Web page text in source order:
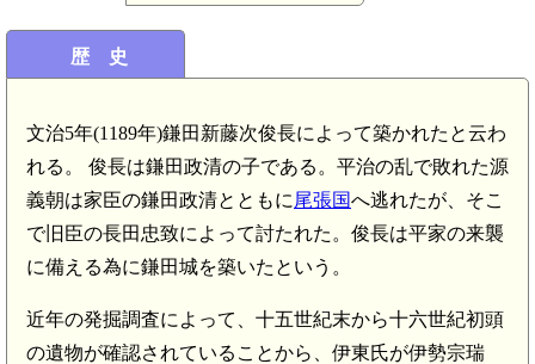
歴 史
文治5年(1189年)鎌田新藤次俊長によって築かれたと云わ
れる。 俊長は鎌田政清の子である。平治の乱で敗れた源
義朝は家臣の鎌田政清とともに 尾張国へ逃れたが、そこ
で旧臣の長田忠致によって討たれた。俊長は平家の来襲
に備える為に鎌田城を築いたという。
近年の発掘調査によって、十五世紀末から十六世紀初頭
の遺物が確認されていることから、伊東氏が伊勢宗瑞